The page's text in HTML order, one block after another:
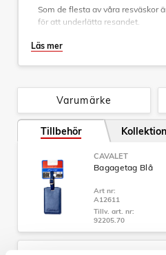
Som de flesta av våra resväskor
för att underlätta resandet.
som underlättar för dig när du
Detta set består utav 3 olika
Medium: 66 x 45 x 26-30cm, Vikt
Large: 75 x 52 x 30-34cm, Vikt
Specifikationer:
- Helt integrerat teleskophandtag
- Fast TSA-lås som är inbyggt
- Material: ABS/PC
- Garanti: 10 års
Läs mer
Varumärke
Tillbehör Kollektion
CAVALET
Bagagetag Blå
Art nr:
A12611
Tillv. art. nr:
92205.70